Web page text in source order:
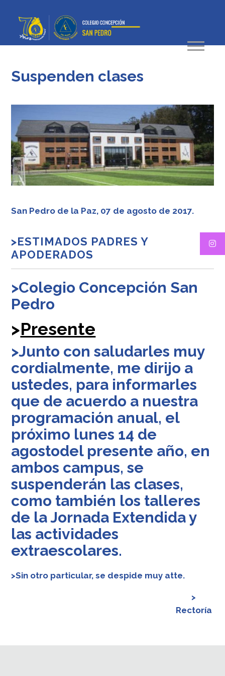
Suspenden clases
San Pedro de la Paz, 07 de agosto de 2017.
>ESTIMADOS PADRES Y
APODERADOS
>Colegio Concepción San
Pedro
>Presente
>Junto con saludarles muy
cordialmente, me dirijo a
ustedes, para informarles
que de acuerdo a nuestra
programación anual, el
próximo lunes 14 de
agostodel presente año, en
ambos campus, se
suspenderán las clases,
como también los talleres
de la Jornada Extendida y
las actividades
extraescolares.
>Sin otro particular, se despide muy atte.
>
Rectoría